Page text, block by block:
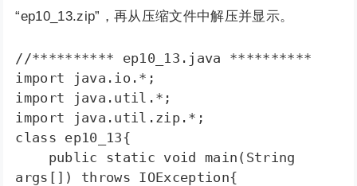
“ep10_13.zip”，再从压缩文件中解压并显示。
//********** ep10_13.java **********
import java.io.*;
import java.util.*;
import java.util.zip.*;
class ep10_13{
args[]) throws IOException{